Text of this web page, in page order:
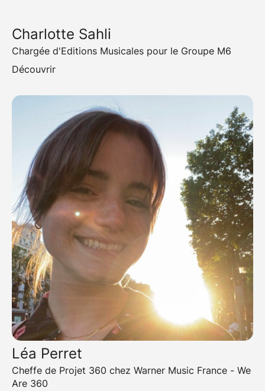
Charlotte Sahli
Chargée d'Editions Musicales pour le Groupe M6
Découvrir
Léa Perret
Cheffe de Projet 360 chez Warner Music France - We
Are 360